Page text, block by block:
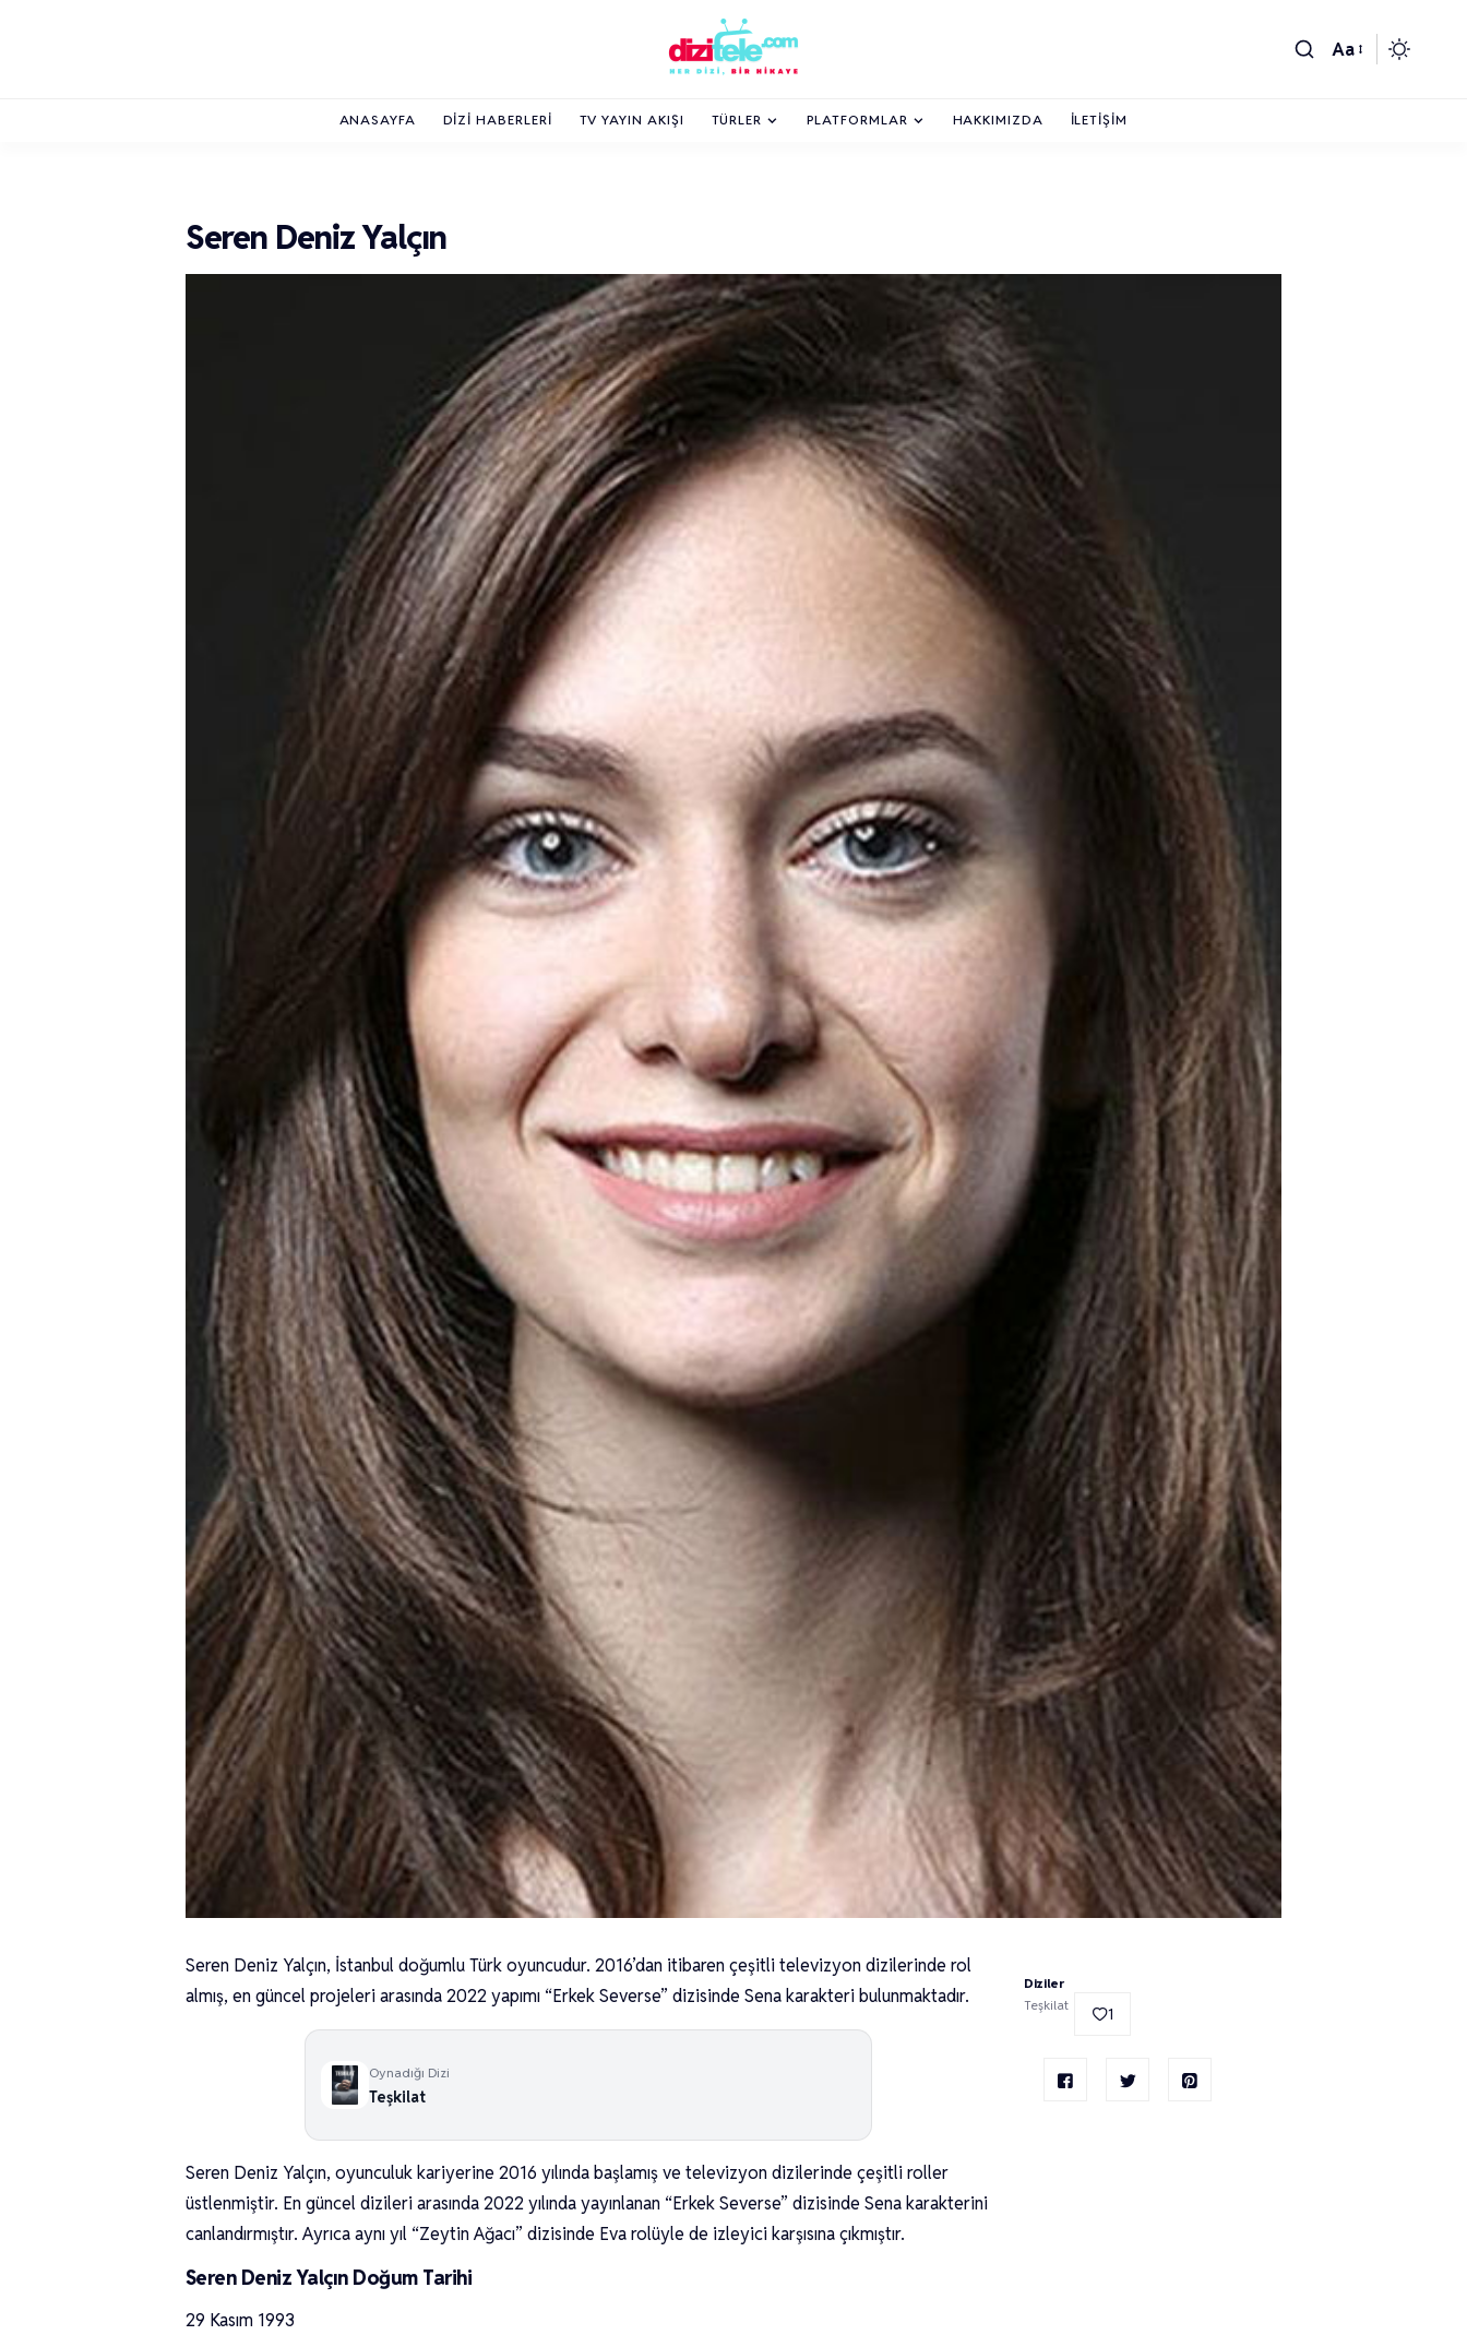
Aa
ANASAYFA DIZI HABERLERI TV YAYIN AKIŞI TÜRLER PLATFORMLAR HAKKIMIZDA İLETIŞIM
Seren Deniz Yalçın
Seren Deniz Yalçın, İstanbul doğumlu Türk oyuncudur. 2016’dan itibaren çeşitli televizyon dizilerinde rol
almış, en güncel projeleri arasında 2022 yapımı “Erkek Severse” dizisinde Sena karakteri bulunmaktadır.
Oynadığı Dizi
Teşkilat
Seren Deniz Yalçın, oyunculuk kariyerine 2016 yılında başlamış ve televizyon dizilerinde çeşitli roller
üstlenmiştir. En güncel dizileri arasında 2022 yılında yayınlanan “Erkek Severse” dizisinde Sena karakterini
canlandırmıştır. Ayrıca aynı yıl “Zeytin Ağacı” dizisinde Eva rolüyle de izleyici karşısına çıkmıştır.
Seren Deniz Yalçın Doğum Tarihi
29 Kasım 1993
Diziler
Teşkilat
1